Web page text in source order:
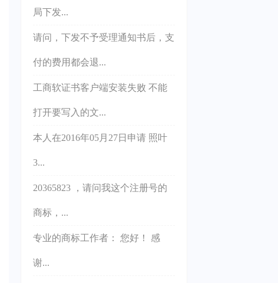
局下发...
请问，下发不予受理通知书后，支
付的费用都会退...
工商软证书客户端安装失败 不能
打开要写入的文...
本人在2016年05月27日申请 照叶
3...
20365823 ，请问我这个注册号的
商标，...
专业的商标工作者： 您好！ 感
谢...